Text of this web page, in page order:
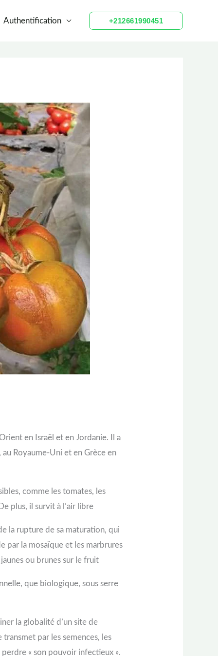
Authentification +212661990451
en Israël et en Jordanie. Il a
Royaume-Uni et en Grèce en
comme les tomates, les
plus, il survit à l’air libre
la rupture de sa maturation, qui
par la mosaïque et les marbrures
ou brunes sur le fruit
que biologique, sous serre
la globalité d’un site de
par les semences, les
« son pouvoir infectieux ».